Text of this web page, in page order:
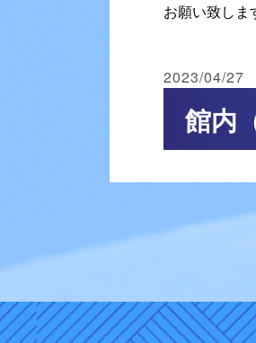
お願い致しま
2023/04/27
館内